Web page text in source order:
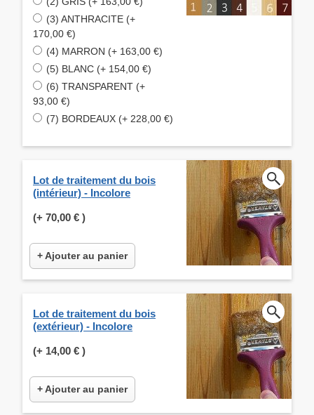
(3) ANTHRACITE (+
170,00 €)
(4) MARRON (+ 163,00 €)
(5) BLANC (+ 154,00 €)
(6) TRANSPARENT (+
93,00 €)
(7) BORDEAUX (+ 228,00 €)
Lot de traitement du bois
(intérieur) - Incolore
(+ 70,00 € )
+ Ajouter au panier
Lot de traitement du bois
(extérieur) - Incolore
(+ 14,00 € )
+ Ajouter au panier